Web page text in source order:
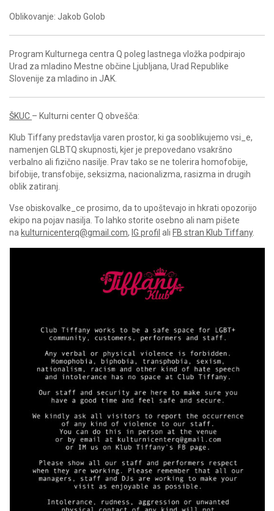
Oblikovanje: Jakob Golob
Program Kulturnega centra Q poleg lastnega vložka podpirajo
Urad za mladino Mestne občine Ljubljana, Urad Republike
Slovenije za mladino in JAK.
ŠKUC – Kulturni center Q obvešča:
Klub Tiffany predstavlja varen prostor, ki ga sooblikujemo vsi_e,
namenjen GLBTQ skupnosti, kjer je prepovedano vsakršno
verbalno ali fizično nasilje. Prav tako se ne tolerira homofobije,
bifobije, transfobije, seksizma, nacionalizma, rasizma in drugih
oblik zatiranj.
Vse obiskovalke_ce prosimo, da to upoštevajo in hkrati opozorijo
ekipo na pojav nasilja. To lahko storite osebno ali nam pišete
na kulturnicenterq@gmail.com, IG profil ali FB stran Klub Tiffany.